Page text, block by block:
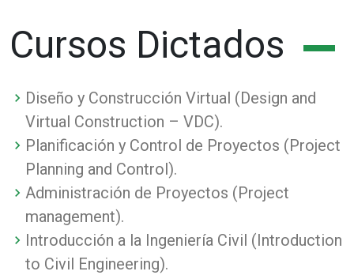
Cursos Dictados
Diseño y Construcción Virtual (Design and
Virtual Construction – VDC).
Planificación y Control de Proyectos (Project
Planning and Control).
Administración de Proyectos (Project
management).
Introducción a la Ingeniería Civil (Introduction
to Civil Engineering).